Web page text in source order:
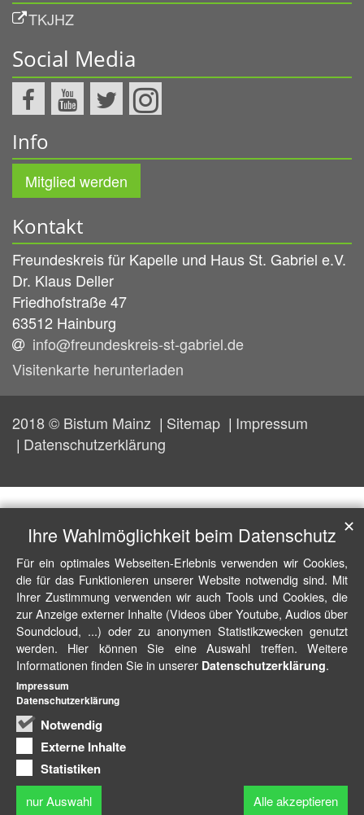
TKJHZ
Social Media
Info
Mitglied werden
Kontakt
Freundeskreis für Kapelle und Haus St. Gabriel e.V.
Dr. Klaus Deller
Friedhofstraße 47
63512 Hainburg
info@freundeskreis-st-gabriel.de
Visitenkarte herunterladen
2018 © Bistum Mainz Sitemap
Impressum
Datenschutzerklärung
Ihre Wahlmöglichkeit beim Datenschutz
Für ein optimales Webseiten-Erlebnis verwenden wir Cookies,
die für das Funktionieren unserer Website notwendig sind. Mit
Ihrer Zustimmung verwenden wir auch Tools und Cookies, die
zur Anzeige externer Inhalte (Videos über Youtube, Audios über
Soundcloud, ...) oder zu anonymen Statistikzwecken genutzt
werden. Hier können Sie eine Auswahl treffen. Weitere
Informationen finden Sie in unserer Datenschutzerklärung.
Notwendig
Externe Inhalte
Statistiken
nur Auswahl Alle akzeptieren
✕
Impressum
Datenschutzerklärung